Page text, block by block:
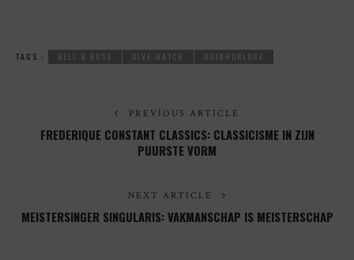
TAGS : BELL & ROSS DIVE WATCH DUIKHORLOGE
PREVIOUS ARTICLE
FREDERIQUE CONSTANT CLASSICS: CLASSICISME IN ZIJN
PUURSTE VORM
NEXT ARTICLE
MEISTERSINGER SINGULARIS: VAKMANSCHAP IS MEISTERSCHAP